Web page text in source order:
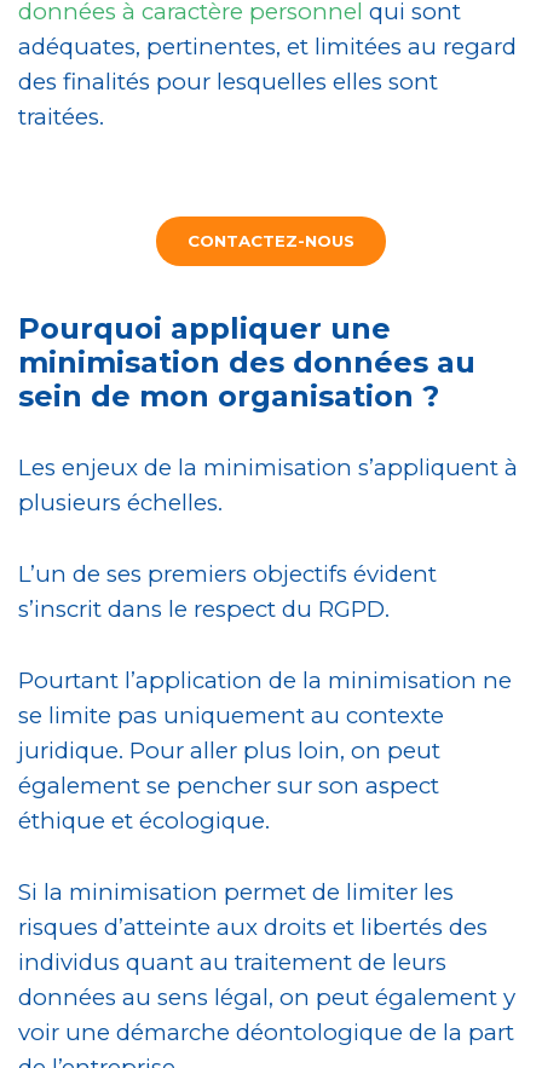
données à caractère personnel qui sont
adéquates, pertinentes, et limitées au regard
des finalités pour lesquelles elles sont
traitées.
CONTACTEZ-NOUS
Pourquoi appliquer une
minimisation des données au
sein de mon organisation ?
Les enjeux de la minimisation s’appliquent à
plusieurs échelles.
L’un de ses premiers objectifs évident
s’inscrit dans le respect du RGPD.
Pourtant l’application de la minimisation ne
se limite pas uniquement au contexte
juridique. Pour aller plus loin, on peut
également se pencher sur son aspect
éthique et écologique.
Si la minimisation permet de limiter les
risques d’atteinte aux droits et libertés des
individus quant au traitement de leurs
données au sens légal, on peut également y
voir une démarche déontologique de la part